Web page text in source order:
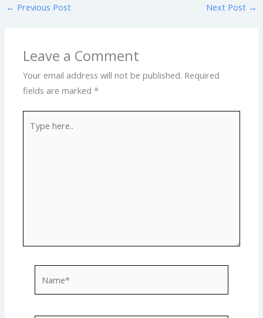
← Previous Post Next Post →
Leave a Comment
Your email address will not be published. Required
fields are marked*
here..